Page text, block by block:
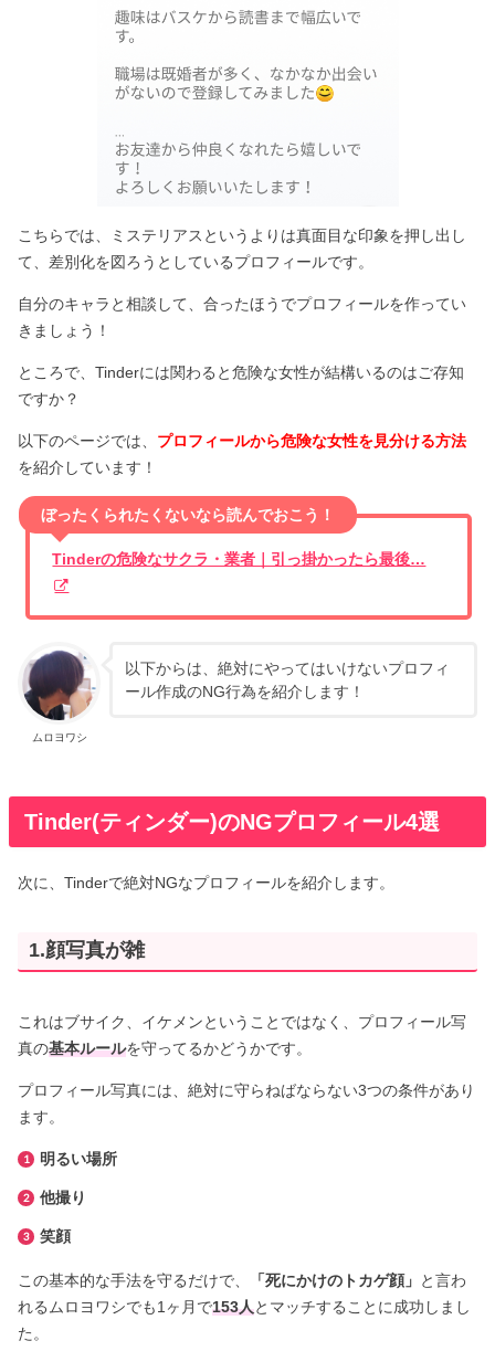
こちらでは、ミステリアスというよりは真面目な印象を押し出し
て、差別化を図ろうとしているプロフィールです。
自分のキャラと相談して、合ったほうでプロフィールを作ってい
きましょう！
ところで、Tinderには関わると危険な女性が結構いるのはご存知
ですか？
以下のページでは、 プロフィールから危険な女性を見分ける方法
を紹介しています！
ぼったくられたくないなら読んでおこう！
Tinderの危険なサクラ・業者｜引っ掛かったら最後…
ムロヨワシ
以下からは、絶対にやってはいけないプロフィ
ール作成のNG行為を紹介します！
Tinder(ティンダー)のNGプロフィール4選
次に、Tinderで絶対NGなプロフィールを紹介します。
1.顔写真が雑
これはブサイク、イケメンということではなく、プロフィール写
真の基本ルールを守ってるかどうかです。
プロフィール写真には、絶対に守らねばならない3つの条件があり
ます。
明るい場所
他撮り
笑顔
この基本的な手法を守るだけで、 「死にかけのトカゲ顔」 と言わ
れるムロヨワシでも1ヶ月で153人とマッチすることに成功しまし
た。